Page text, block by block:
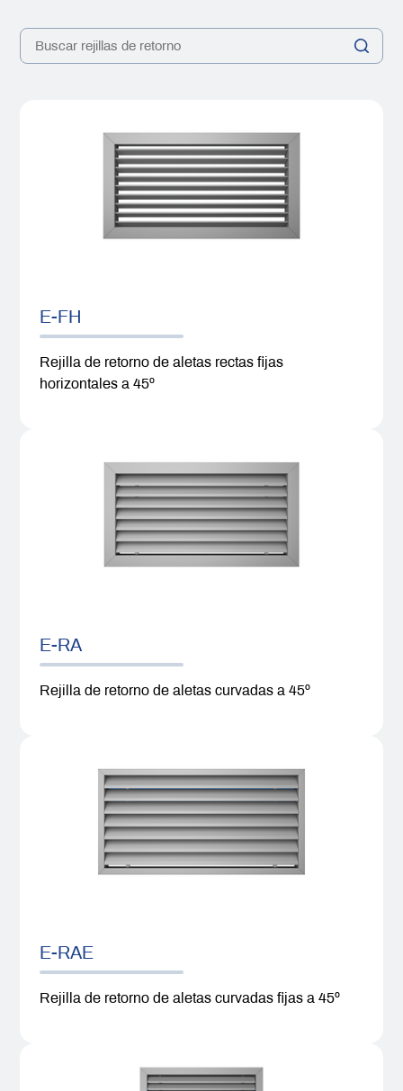
E-FH
Rejilla de retorno de aletas rectas fijas
horizontales a 45º
E-RA
Rejilla de retorno de aletas curvadas a 45º
E-RAE
Rejilla de retorno de aletas curvadas fijas a 45º